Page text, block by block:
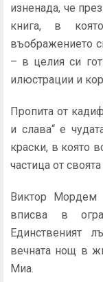
изненада, че
книга, в
въображението
– в целия си
илюстрации и
Пропита от
и слава“ е
краски, в която
частица от
Виктор
вписва в
Единственият
вечната нощ в
Миа.